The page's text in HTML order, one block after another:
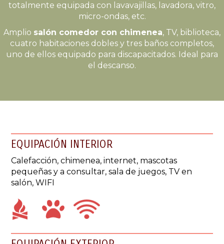
totalmente equipada con lavavajillas, lavadora, vitro,
micro-ondas, etc.
Amplio salón comedor con chimenea, TV, biblioteca,
cuatro habitaciones dobles y tres baños completos,
uno de ellos equipado para discapacitados. Ideal para
el descanso.
EQUIPACIÓN INTERIOR
Calefacción, chimenea, internet, mascotas
pequeñas y a consultar, sala de juegos, TV en
salón, WIFI